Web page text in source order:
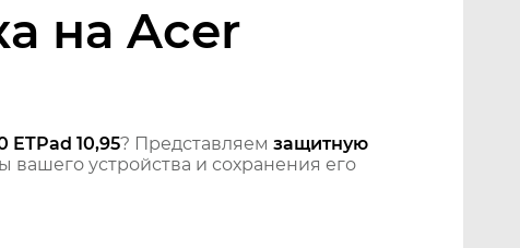
на Acer
10,95? Представляем защитную
устройства и сохранения его